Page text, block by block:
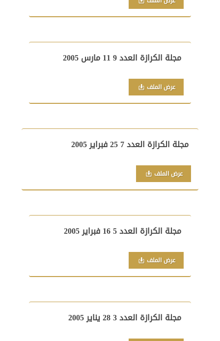
مجلة الكرازة العدد 9 11 مارس 2005
عرض الملف
مجلة الكرازة العدد 7 25 فبراير 2005
عرض الملف
مجلة الكرازة العدد 5 16 فبراير 2005
عرض الملف
مجلة الكرازة العدد 3 28 يناير 2005